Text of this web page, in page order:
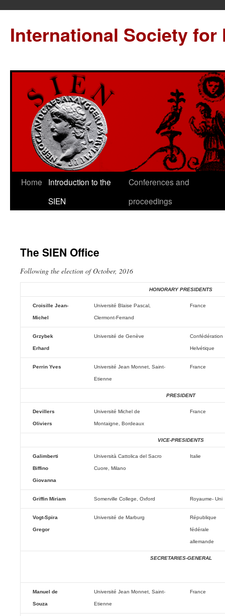
International Society for
Home
Introduction to the
SIEN
Conferences and
proceedings
The SIEN Office
Following the election of October, 2016
HONORARY PRESIDENTS
Croisille Jean-
Michel
Université Blaise Pascal,
Clermont-Ferrand
France
Grzybek
Erhard
Université de Genève Confédération
Helvétique
Perrin Yves Université Jean Monnet, Saint-
Etienne
France
PRESIDENT
Devillers
Oliviers
Université Michel de
Montaigne, Bordeaux
France
VICE-PRESIDENTS
Galimberti
Biffino
Giovanna
Università Cattolica del Sacro
Cuore, Milano
Italie
Griffin Miriam Somerville College, Oxford Royaume- Uni
Vogt-Spira
Gregor
Université de Marburg République
fédérale
allemande
SECRETARIES-GENERAL
Manuel de
Souza
Université Jean Monnet, Saint-
Etienne
France